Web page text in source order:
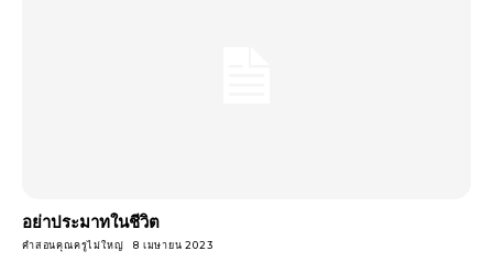
อย่าประมาทในชีวิต
คำสอนคุณครูไม่ใหญ่ 8 เมษายน 2023